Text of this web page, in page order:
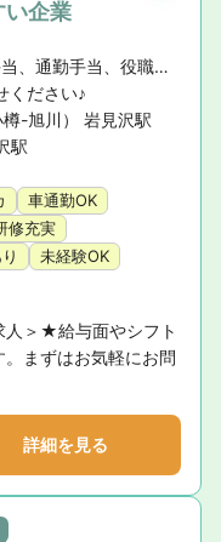
企業
年収440万円〜550万円 時間外手当、通勤手当、役職手当、薬剤師手当、地域手当、住宅手当（社宅含）
ください♪
-旭川） 岩見沢駅
駅
車通勤OK
修充実
未経験OK
人＞★給与面やシフト
まずはお気軽にお問
詳細を見る